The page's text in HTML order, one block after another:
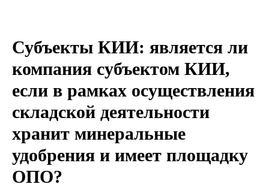
Субъекты КИИ: является ли
компания субъектом КИИ,
если в рамках осуществления
складской деятельности
хранит минеральные
удобрения и имеет площадку
ОПО?